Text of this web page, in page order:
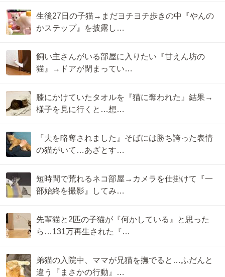
生後27日の子猫→まだヨチヨチ歩きの中『やんの
かステップ』を披露し…
飼い主さんがいる部屋に入りたい『甘えん坊の
猫』→ドアが閉まってい…
膝にかけていたタオルを『猫に奪われた』結果→
様子を見に行くと…想…
『夫を略奪されました』そばには勝ち誇った表情
の猫がいて…あざとす…
短時間で荒れるネコ部屋→カメラを仕掛けて『一
部始終を撮影』してみ…
先輩猫と2匹の子猫が『何かしている』と思った
ら…131万再生された『…
弟猫の入院中、ママが兄猫を撫でると…ふだんと
違う『まさかの行動』…